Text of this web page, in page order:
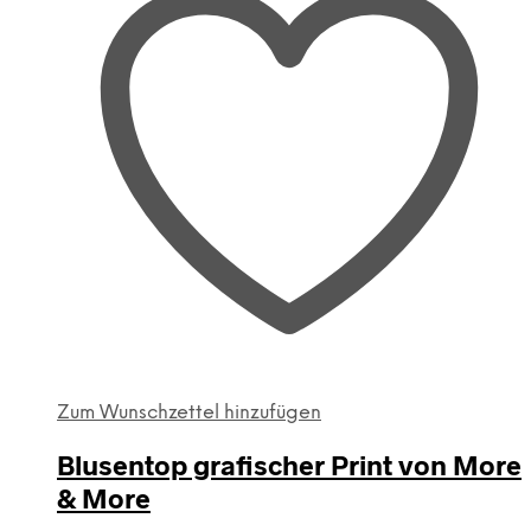
Die
Optionen
Zum Wunschzettel hinzufügen
Blusentop grafischer Print von More
& More